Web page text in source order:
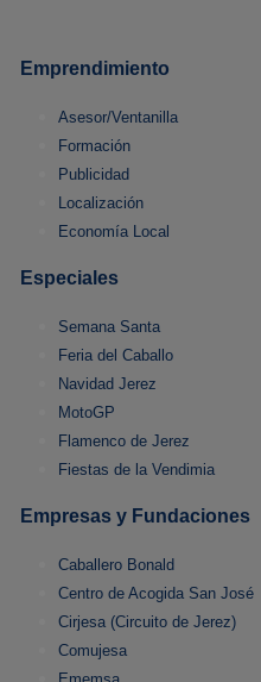
Emprendimiento
Asesor/Ventanilla
Formación
Publicidad
Localización
Economía Local
Especiales
Semana Santa
Feria del Caballo
Navidad Jerez
MotoGP
Flamenco de Jerez
Fiestas de la Vendimia
Empresas y Fundaciones
Caballero Bonald
Centro de Acogida San José
Cirjesa (Circuito de Jerez)
Comujesa